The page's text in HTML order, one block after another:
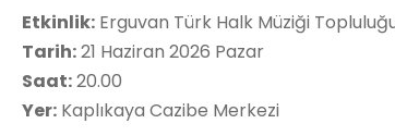
Etkinlik: Erguvan Türk Halk Müziği
Tarih:21 Haziran 2026 Pazar
Saat:20.00
Yer: Kaplıkaya Cazibe Merkezi